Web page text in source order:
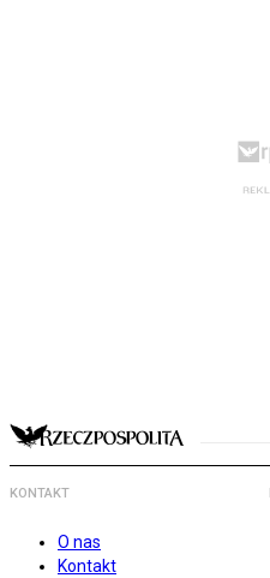
KONTAKT
O nas
Kontakt